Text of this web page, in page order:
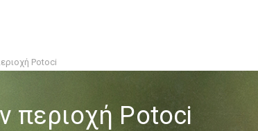
Potoci
περιοχή Potoci